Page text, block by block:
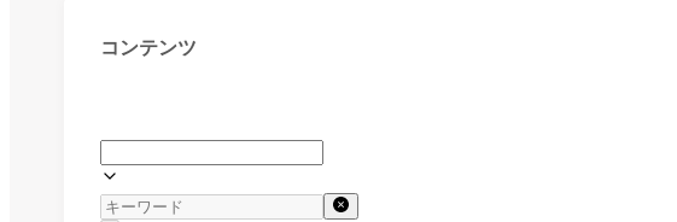
コンテンツ